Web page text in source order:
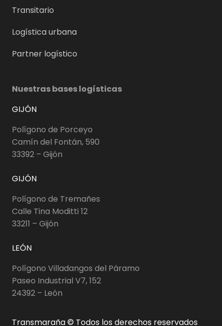
Transitario
Logística urbana
Partner logístico
Nuestras bases logísticas
GIJÓN
Polígono de Porceyo
Camín del Fontán, 590
33392 – Gijón
GIJÓN
Polígono de Tremañes
Calle Tina Moditti 12
33211 – Gijón
LEÓN
Polígono Villadangos del Páramo
Paseo Industrial V7, 152
24392 – León
Transmaraña © Todos los derechos reservados